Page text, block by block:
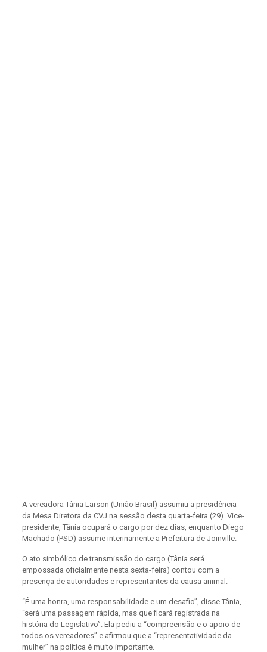
A vereadora Tânia Larson (União Brasil) assumiu a presidência
da Mesa Diretora da CVJ na sessão desta quarta-feira (29). Vice-
presidente, Tânia ocupará o cargo por dez dias, enquanto Diego
Machado (PSD) assume interinamente a Prefeitura de Joinville.
O ato simbólico de transmissão do cargo (Tânia será
empossada oficialmente nesta sexta-feira) contou com a
presença de autoridades e representantes da causa animal.
“É uma honra, uma responsabilidade e um desafio”, disse Tânia,
“será uma passagem rápida, mas que ficará registrada na
história do Legislativo”. Ela pediu a “compreensão e o apoio de
todos os vereadores” e afirmou que a “representatividade da
mulher” na política é muito importante.